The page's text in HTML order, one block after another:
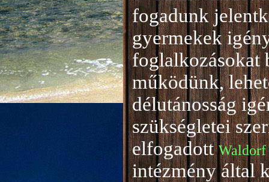
fogadunk
gyermekek
foglalkozásokat
működünk,
délutánosság
szükségletei
elfogadott Waldorf
intézmény által